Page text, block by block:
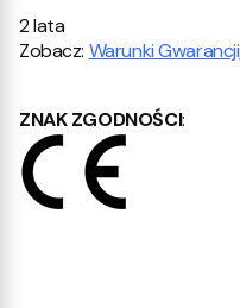
2 lata
Zobacz: Warunki Gwarancji
ZNAK ZGODNOŚCI: